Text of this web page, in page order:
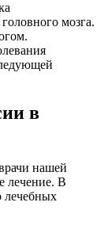
мозга.
в
нашей
лечение. В
лечебных